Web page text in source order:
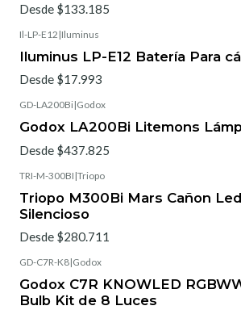
Desde $133.185
Il-LP-E12 |Iluminus
Iluminus LP-E12 Batería Para
Desde $17.993
GD-LA200Bi|Godox
Godox LA200Bi Litemons
Desde $437.825
TRI-M-300BI |Triopo
Triopo M300Bi Mars Cañon
Silencioso
Desde $280.711
GD-C7R-K8|Godox
Godox C7R KNOWLED
Bulb Kit de 8 Luces